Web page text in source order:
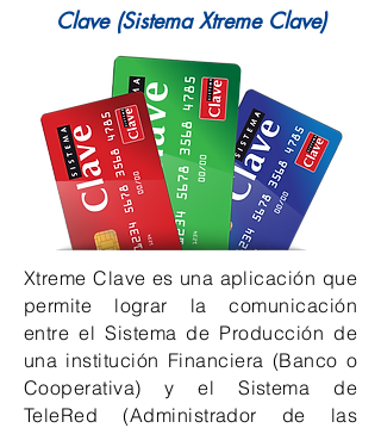
Clave (Sistema Xtreme Clave)
Xtreme Clave es una aplicación que
permite lograr la comunicación
entre el Sistema de Producción de
una institución Financiera (Banco o
Cooperativa) y el Sistema de
TeleRed (Administrador de las